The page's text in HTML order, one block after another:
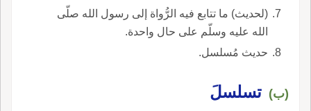
(لحديث) ما تتابع فيه الرُّواة إلى رسول الله صلّى
الله عليه وسلّم على حال واحدة.
حديث مُسلسل.
(ب) تسلسلَ